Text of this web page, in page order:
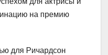
на премию
для Ричардсон